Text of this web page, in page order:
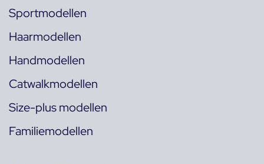
Sportmodellen
Haarmodellen
Handmodellen
Catwalkmodellen
Size-plus modellen
Familiemodellen